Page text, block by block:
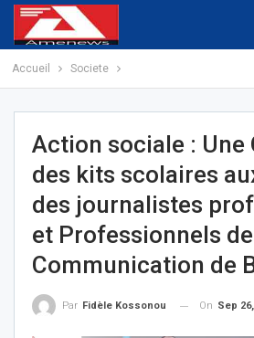
Accueil Societe
Action sociale : Une
des kits scolaires
des journalistes
et Professionnels
Communication de
Par Fidèle Kossonou On Sep